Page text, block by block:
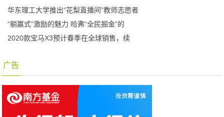
华东理工大学推出“花梨直播间”教师志愿者
“躺赢式”激励的魅力 哈弗“全民掘金”的
2020款宝马X3预计春季在全球销售，续
广告